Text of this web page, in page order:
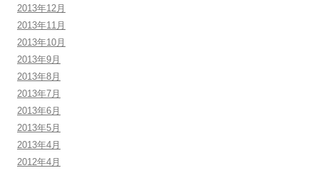
2013年12月
2013年11月
2013年10月
2013年9月
2013年8月
2013年7月
2013年6月
2013年5月
2013年4月
2012年4月